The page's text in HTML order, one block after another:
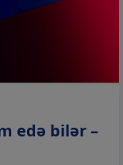
edə bilər –